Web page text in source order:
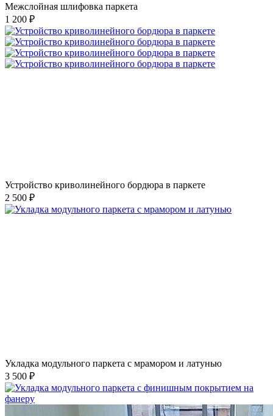
Межслойная шлифовка паркета
1 200 ₽
Устройство криволинейного бордюра в паркете
2 500 ₽
Укладка модульного паркета с мрамором и латунью
3 500 ₽